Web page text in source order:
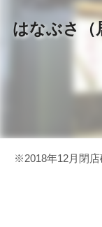
はなぶさ（
※2018年12月閉店